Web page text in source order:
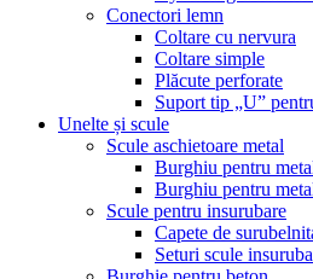
Conectori lemn
Coltare cu nervura
Coltare simple
Plăcute perforate
Suport tip „U”
Unelte și scule
Scule aschietoare metal
Burghiu pentru
Burghiu pentru
Scule pentru insurubare
Capete de
Seturi scule